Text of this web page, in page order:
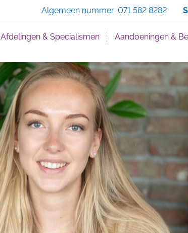
Algemeen nummer: 071 582 8282
Afdelingen & Specialismen Aandoeningen &